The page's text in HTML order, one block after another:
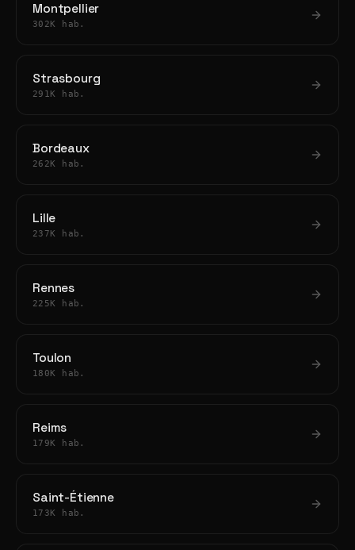
Montpellier
302K hab.
Strasbourg
291K hab.
Bordeaux
262K hab.
Lille
237K hab.
Rennes
225K hab.
Toulon
180K hab.
Reims
179K hab.
Saint-Étienne
173K hab.